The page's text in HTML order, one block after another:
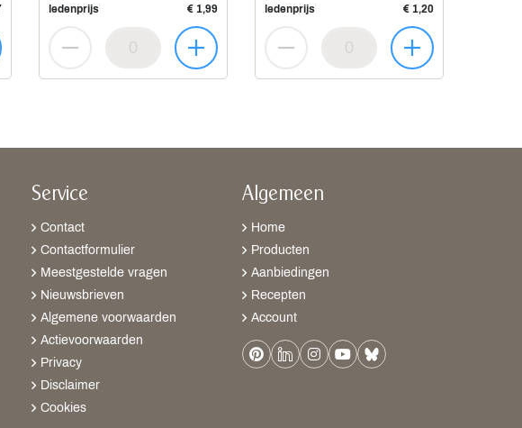
ledenprijs
€ 1,99
ledenprijs
€ 1,20
Service
Contact
Contactformulier
Meestgestelde vragen
Nieuwsbrieven
Algemene voorwaarden
Actievoorwaarden
Privacy
Disclaimer
Cookies
Algemeen
Home
Producten
Aanbiedingen
Recepten
Account